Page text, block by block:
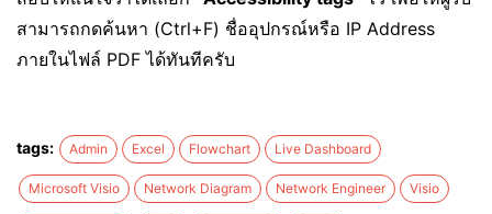
สามารถกดค้นหา (Ctrl+F) ชื่ออุปกรณ์หรือ IP Address
ภายในไฟล์ PDF ได้ทันทีครับ
tags: Admin Excel Flowchart Live Dashboard
Microsoft Visio Network Diagram Network Engineer Visio